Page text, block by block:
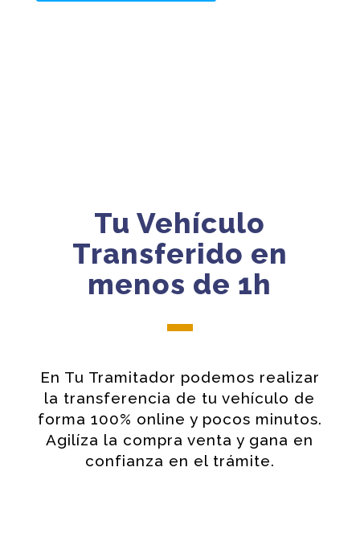
Tu Vehículo
Transferido en
menos de 1h
En Tu Tramitador podemos realizar
la transferencia de tu vehículo de
forma 100% online y pocos minutos.
Agilíza la compra venta y gana en
confianza en el trámite.